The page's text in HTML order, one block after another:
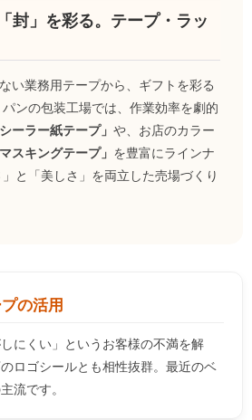
封」を彩る。テープ・ラッ
い業務用テープから、ギフトを彩る
ンの包装工場では、作業効率を劇的
ーラー紙テープ」 や、お店のカラー
マスキングテープ」 を豊富にラインナ
と「美しさ」を両立した売場づくり
の活用
にくい」というお客様の不満を解
ロゴシールとも相性抜群。最近のベ
流です。